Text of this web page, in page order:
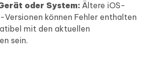
oder System: Ältere iOS-
Versionen können Fehler enthalten
mit den aktuellen
sein.